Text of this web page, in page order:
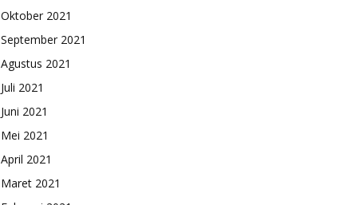
Oktober 2021
September 2021
Agustus 2021
Juli 2021
Juni 2021
Mei 2021
April 2021
Maret 2021